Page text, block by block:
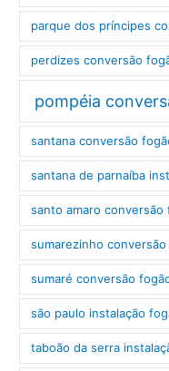
parque dos príncipes
perdizes conversão
pompéia
santana conversão
santana de parnaíba
santo amaro conversão
sumarezinho
sumaré conversão
são paulo instalação
taboão da serra